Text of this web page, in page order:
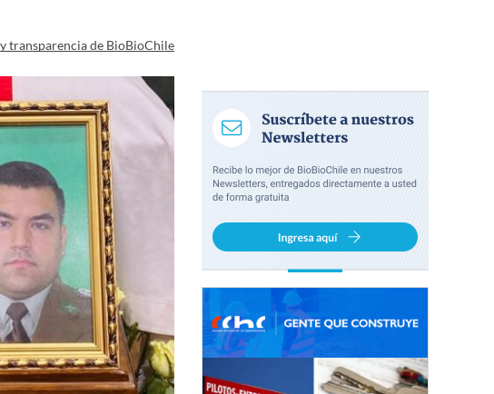
transparencia de BioBioChile